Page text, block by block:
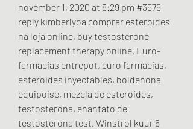
november 1, 2020 at 8:29 pm #3579
reply kimberlyoa comprar esteroides
na loja online, buy testosterone
replacement therapy online. Euro-
farmacias entrepot, euro farmacias,
esteroides inyectables, boldenona
equipoise, mezcla de esteroides,
testosterona, enantato de
testosterona test. Winstrol kuur 6